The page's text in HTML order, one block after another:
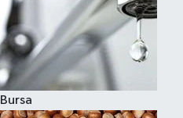
Bursa